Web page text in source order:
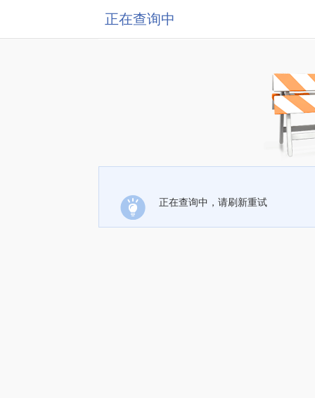
正在查询中
正在查询中，请刷新重试